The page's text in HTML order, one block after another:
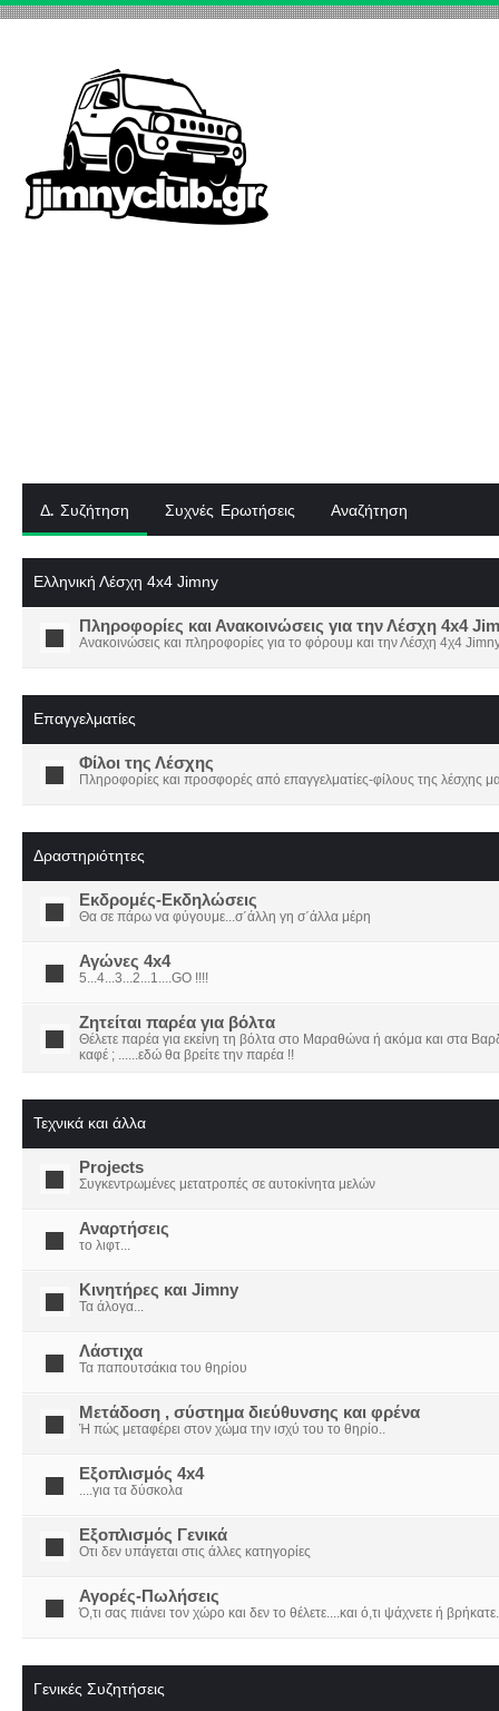
Δ. Συζήτηση Συχνές Ερωτήσεις Αναζήτηση
Ελληνική Λέσχη 4x4 Jimny
Πληροφορίες και Ανακοινώσεις για την Λέσχη 4x4
Ανακοινώσεις και πληροφορίες για το φόρουμ και την Λέσχη 4χ4
Επαγγελματίες
Φίλοι της Λέσχης
Πληροφορίες και προσφορές από επαγγελματίες-φίλους της λέσχης
Δραστηριότητες
Εκδρομές-Εκδηλώσεις
Θα σε πάρω να φύγουμε...σ΄άλλη γη σ΄άλλα μέρη
Αγώνες 4x4
5...4...3...2...1....GO !!!!
Ζητείται παρέα για βόλτα
Θέλετε παρέα για εκείνη τη βόλτα στο Μαραθώνα ή ακόμα και στα
καφέ ; ......εδώ θα βρείτε την παρέα !!
Τεχνικά και άλλα
Projects
Συγκεντρωμένες μετατροπές σε αυτοκίνητα μελών
Αναρτήσεις
το λιφτ...
Κινητήρες και Jimny
Τα άλογα...
Λάστιχα
Τα παπουτσάκια του θηρίου
Μετάδοση , σύστημα διεύθυνσης και φρένα
Ή πώς μεταφέρει στον χώμα την ισχύ του το θηρίο..
Εξοπλισμός 4x4
....για τα δύσκολα
Εξοπλισμός Γενικά
Οτι δεν υπάγεται στις άλλες κατηγορίες
Αγορές-Πωλήσεις
Ό,τι σας πιάνει τον χώρο και δεν το θέλετε....και ό,τι ψάχνετε ή
Γενικές Συζητήσεις